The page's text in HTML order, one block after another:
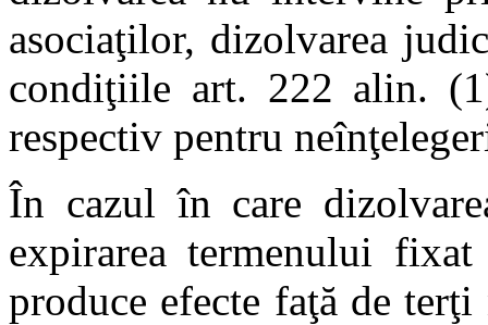
asociaţilor, dizolvarea
condiţiile art. 222 alin.
respectiv pentru
În cazul în care
expirarea termenului
produce efecte faţă de